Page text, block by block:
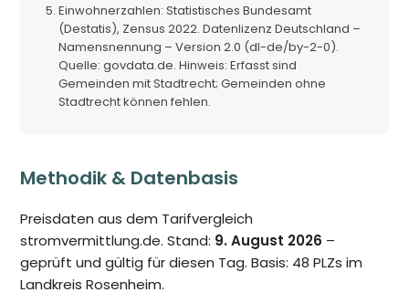
Einwohnerzahlen: Statistisches Bundesamt
(Destatis), Zensus 2022. Datenlizenz Deutschland –
Namensnennung – Version 2.0 (dl-de/by-2-0).
Quelle: govdata.de. Hinweis: Erfasst sind
Gemeinden mit Stadtrecht; Gemeinden ohne
Stadtrecht können fehlen.
Methodik & Datenbasis
Preisdaten aus dem Tarifvergleich
stromvermittlung.de. Stand: 9. August 2026 –
geprüft und gültig für diesen Tag. Basis: 48 PLZs im
Landkreis Rosenheim.